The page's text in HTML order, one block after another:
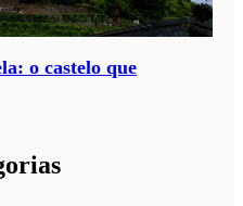
o castelo que